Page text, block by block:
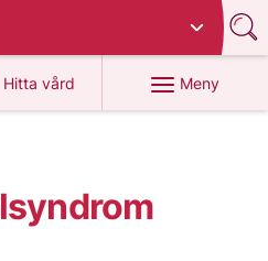
Hitta vård
på 1177.se
Meny